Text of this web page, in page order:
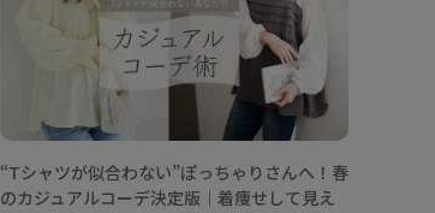
“Tシャツが似合わない”ぽっちゃりさんへ！春
のカジュアルコーデ決定版│着痩せして見え